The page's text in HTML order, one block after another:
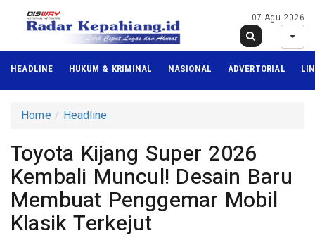
07 Agu 2026
HEADLINE HUKUM & KRIMINAL NASIONAL ADVERTORIAL
Home Headline
Toyota Kijang Super 2026
Kembali Muncul! Desain Baru
Membuat Penggemar Mobil
Klasik Terkejut